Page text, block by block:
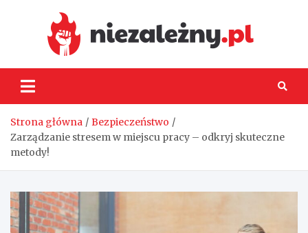
Strona główna
Bezpieczeństwo
Zarządzanie stresem w miejscu pracy – odkryj skuteczne
metody!